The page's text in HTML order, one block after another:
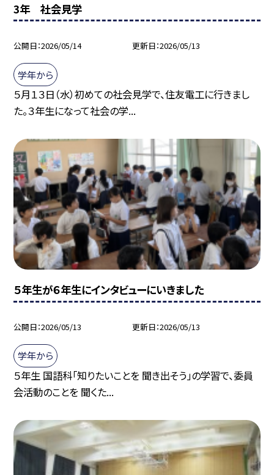
3年 社会見学
公開日 2026/05/14 更新日 2026/05/13
学年から
５月１３日（水）初めての社会見学で、住友電工に行きまし
た。３年生になって社会の学...
５年生が６年生にインタビューにいきました
公開日 2026/05/13 更新日 2026/05/13
学年から
５年生 国語科「知りたいことを 聞き出そう」の学習で、委員
会活動のことを 聞くた...